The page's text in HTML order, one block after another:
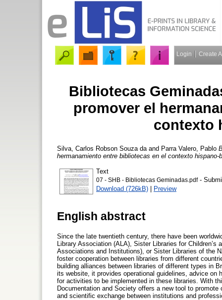
Login Create
Bibliotecas
promover el
contexto
Silva, Carlos Robson Souza da and Parra Valero, Pablo
hermanamiento entre bibliotecas en el contexto hispano-
Text
07 - SHB - Bibliotecas Geminadas.pdf-
Download (726kB) | Preview
English abstract
Since the late twentieth century, there have been
Library Association (ALA), Sister Libraries for
Associations and Institutions), or Sister Libraries of the
foster cooperation between libraries from different
building alliances between libraries of different types in
its website, it provides operational guidelines, advice
for activities to be implemented in these libraries. With
Documentation and Society offers a new tool to
and scientific exchange between institutions and